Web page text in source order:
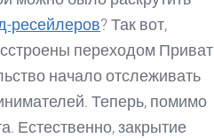
ресейлеров? Так вот,
переходом Приват
начало отслеживать
Теперь, помимо
Естественно, закрытие